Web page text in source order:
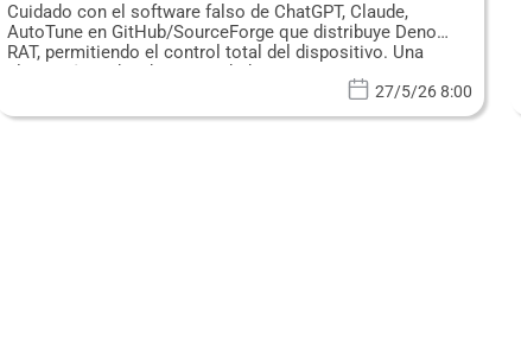
Cuidado con el software falso de ChatGPT, Claude,
AutoTune en GitHub/SourceForge que distribuye Deno
RAT, permitiendo el control total del dispositivo. Una
alerta crítica de ciberseguridad.
27/5/26 8:00